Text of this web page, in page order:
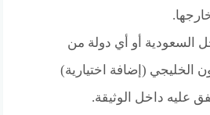
السعودية أو أي دولة من
الخليجي (إضافة اختيارية)
عليه داخل الوثيقة.